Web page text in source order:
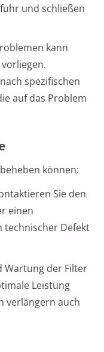
und schließen
kann
spezifischen
auf das Problem
können:
Sie den
einen
technischer Defekt
Wartung der Filter
Leistung
verlängern auch